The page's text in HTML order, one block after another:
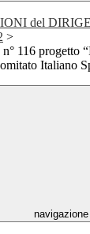
del
>
116 progetto
Italiano
navigazione